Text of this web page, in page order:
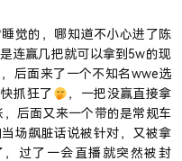
觉的，哪知道不小心进了陈
连赢几把就可以拿到5w的现
后面来了一个不知名wwe选
抓狂了
，一把没赢直接拿
后面又来一个带的是常规车
场飙脏话说被针对，又被拿
过了一会直播就突然被封